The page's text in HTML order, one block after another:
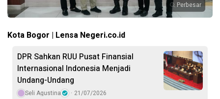
Perbesar
Kota Bogor | Lensa Negeri.co.id
DPR Sahkan RUU Pusat Finansial
Internasional Indonesia Menjadi
Undang-Undang
Seli Agustina 21/07/2026